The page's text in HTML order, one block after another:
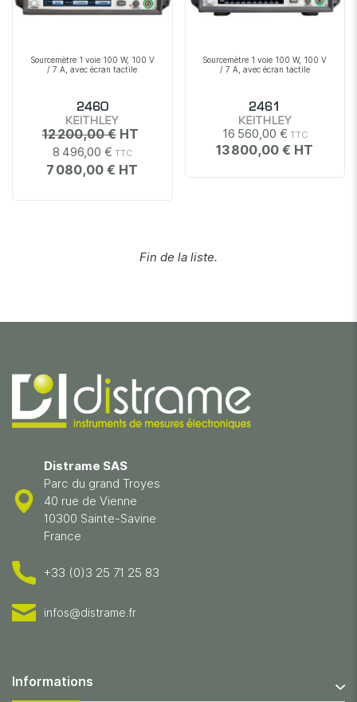
Sourcemètre 1 voie 100 W, 100 V
/ 7 A, avec écran tactile
2460
KEITHLEY
8 496,00 €
7 080,00 €
12 200,00 €
Sourcemètre 1 voie 100 W, 100 V
/ 7 A, avec écran tactile
2461
KEITHLEY
16 560,00 €
13 800,00 €
Fin de la liste.
Distrame SAS
Parc du grand Troyes
40 rue de Vienne
10300 Sainte-Savine
France
+33 (0)3 25 71 25 83
infos@distrame.fr
Informations